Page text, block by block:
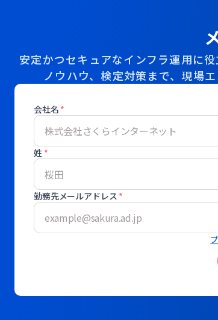
安定かつセキュアなインフラ運用に
ノウハウ、検定対策まで、現場
会社名 *
姓 *
勤務先メールアドレス *